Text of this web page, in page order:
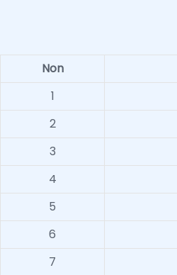
Non
1
2
3
4
5
6
7